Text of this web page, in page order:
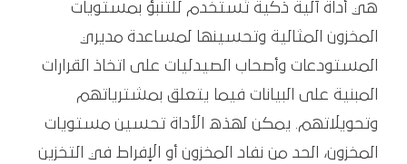
هي أداة آلية ذكية تُستخدم للتنبؤ بمستويات
المخزون المثالية وتحسينها لمساعدة مديري
المستودعات وأصحاب الصيدليات على اتخاذ القرارات
المبنية على البيانات فيما يتعلق بمشترياتهم
وتحويلاتهم. يمكن لهذه الأداة تحسين مستويات
المخزون، الحد من نفاد المخزون أو الإفراط في التخزين